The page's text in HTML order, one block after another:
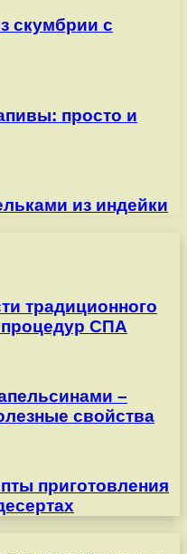
скумбрии с
просто и
из индейки
традиционного
процедур СПА
–
свойства
приготовления